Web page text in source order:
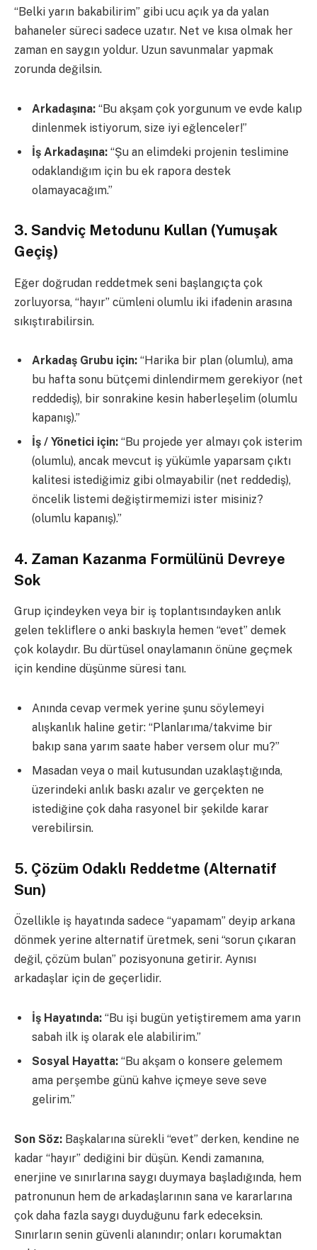
“Belki yarın bakabilirim” gibi ucu açık ya da yalan
bahaneler süreci sadece uzatır. Net ve kısa olmak her
zaman en saygın yoldur. Uzun savunmalar yapmak
zorunda değilsin.
Arkadaşına: “Bu akşam çok yorgunum ve evde kalıp
dinlenmek istiyorum, size iyi eğlenceler!”
İş Arkadaşına: “Şu an elimdeki projenin teslimine
odaklandığım için bu ek rapora destek
olamayacağım.”
3. Sandviç Metodunu Kullan (Yumuşak
Geçiş)
Eğer doğrudan reddetmek seni başlangıçta çok
zorluyorsa, “hayır” cümleni olumlu iki ifadenin arasına
sıkıştırabilirsin.
Arkadaş Grubu için: “Harika bir plan (olumlu), ama
bu hafta sonu bütçemi dinlendirmem gerekiyor (net
reddediş), bir sonrakine kesin haberleşelim (olumlu
kapanış).”
İş / Yönetici için: “Bu projede yer almayı çok isterim
(olumlu), ancak mevcut iş yükümle yaparsam çıktı
kalitesi istediğimiz gibi olmayabilir (net reddediş),
öncelik listemi değiştirmemizi ister misiniz?
(olumlu kapanış).”
4. Zaman Kazanma Formülünü Devreye
Sok
Grup içindeyken veya bir iş toplantısındayken anlık
gelen tekliflere o anki baskıyla hemen “evet” demek
çok kolaydır. Bu dürtüsel onaylamanın önüne geçmek
için kendine düşünme süresi tanı.
Anında cevap vermek yerine şunu söylemeyi
alışkanlık haline getir: “Planlarıma/takvime bir
bakıp sana yarım saate haber versem olur mu?”
Masadan veya o mail kutusundan uzaklaştığında,
üzerindeki anlık baskı azalır ve gerçekten ne
istediğine çok daha rasyonel bir şekilde karar
verebilirsin.
5. Çözüm Odaklı Reddetme (Alternatif
Sun)
Özellikle iş hayatında sadece “yapamam” deyip arkana
dönmek yerine alternatif üretmek, seni “sorun çıkaran
değil, çözüm bulan” pozisyonuna getirir. Aynısı
arkadaşlar için de geçerlidir.
İş Hayatında: “Bu işi bugün yetiştiremem ama yarın
sabah ilk iş olarak ele alabilirim.”
Sosyal Hayatta: “Bu akşam o konsere gelemem
ama perşembe günü kahve içmeye seve seve
gelirim.”
Son Söz: Başkalarına sürekli “evet” derken, kendine ne
kadar “hayır” dediğini bir düşün. Kendi zamanına,
enerjine ve sınırlarına saygı duymaya başladığında, hem
patronunun hem de arkadaşlarının sana ve kararlarına
çok daha fazla saygı duyduğunu fark edeceksin.
Sınırların senin güvenli alanındır; onları korumaktan